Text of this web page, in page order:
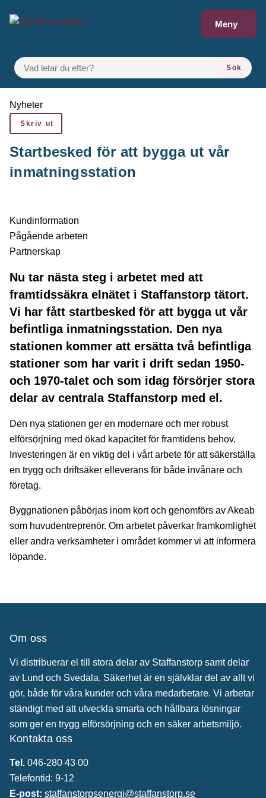
till innehåll
Meny
VAD LETAR DU EFTER?
Sök
Du är här:
Nyheter
Skriv ut
Startbesked för att bygga ut vår
inmatningsstation
Kundinformation
Pågående arbeten
Partnerskap
Nu tar nästa steg i arbetet med att
framtidssäkra elnätet i Staffanstorp tätort.
Vi har fått startbesked för att bygga ut vår
befintliga inmatningsstation. Den nya
stationen kommer att ersätta två befintliga
stationer som har varit i drift sedan 1950-
och 1970-talet och som idag försörjer stora
delar av centrala Staffanstorp med el.
Den nya stationen ger en modernare och mer robust
elförsörjning med ökad kapacitet för framtidens behov.
Investeringen är en viktig del i vårt arbete för att säkerställa
en trygg och driftsäker elleverans för både invånare och
företag.
Byggnationen påbörjas inom kort och genomförs av Akeab
som huvudentreprenör. Om arbetet påverkar framkomlighet
eller andra verksamheter i området kommer vi att informera
löpande.
Om oss
Vi distribuerar el till stora delar av Staffanstorp samt delar
av Lund och Svedala. Säkerhet är en självklar del av allt vi
gör, både för våra kunder och våra medarbetare. Vi arbetar
ständigt med att utveckla smarta och hållbara lösningar
som ger en trygg elförsörjning och en säker arbetsmiljö.
Kontakta oss
Tel. 046-280 43 00
Telefontid: 9-12
E-post: staffanstorpsenergi@staffanstorp.se